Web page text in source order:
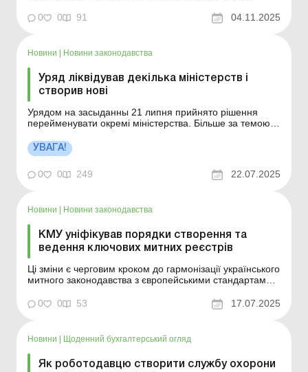
місць та забезпечення продовольчої безпеки шляхом
збереження вирощеної сільськогосподарської
програм. Ка...
0 0 91 04.11.2025
Новини | Новини законодавства
Уряд ліквідував декілька міністерств і
створив нові
Урядом на засыданны 21 липня прийнято рішення
перейменувати окремі міністерства. Більше за темою:
важливого? Урядом на засіданні 21 липня прийнято
рішення перейменувати Міністерство соціальної
політики на Міністерство соціальної політики,...
УВАГА!
0 0 249 22.07.2025
Новини Новини законодавства
КМУ уніфікував порядки створення та
ведення ключових митних реєстрів
Ці зміни є черговим кроком до гармонізації українського
митного законодавства з європейськими стандартами.
коригувати ПДВ? Підприємець планує займатися
зовнішньоекономічною діяльністю: чи потрібна
0 0 53 17.07.2025
Новини Щоденний бухгалтерський огляд
Як роботодавцю створити службу охорони